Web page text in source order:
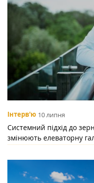
Інтерв'ю 10 липня
Системний підхід до
змінюють елеваторну